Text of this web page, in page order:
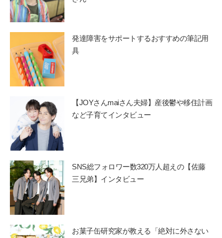
発達障害をサポートするおすすめの筆記用
具
【JOYさんmaiさん夫婦】産後鬱や移住計画
など子育てインタビュー
SNS総フォロワー数320万人超えの【佐藤
三兄弟】インタビュー
お菓子缶研究家が教える「絶対に外さない